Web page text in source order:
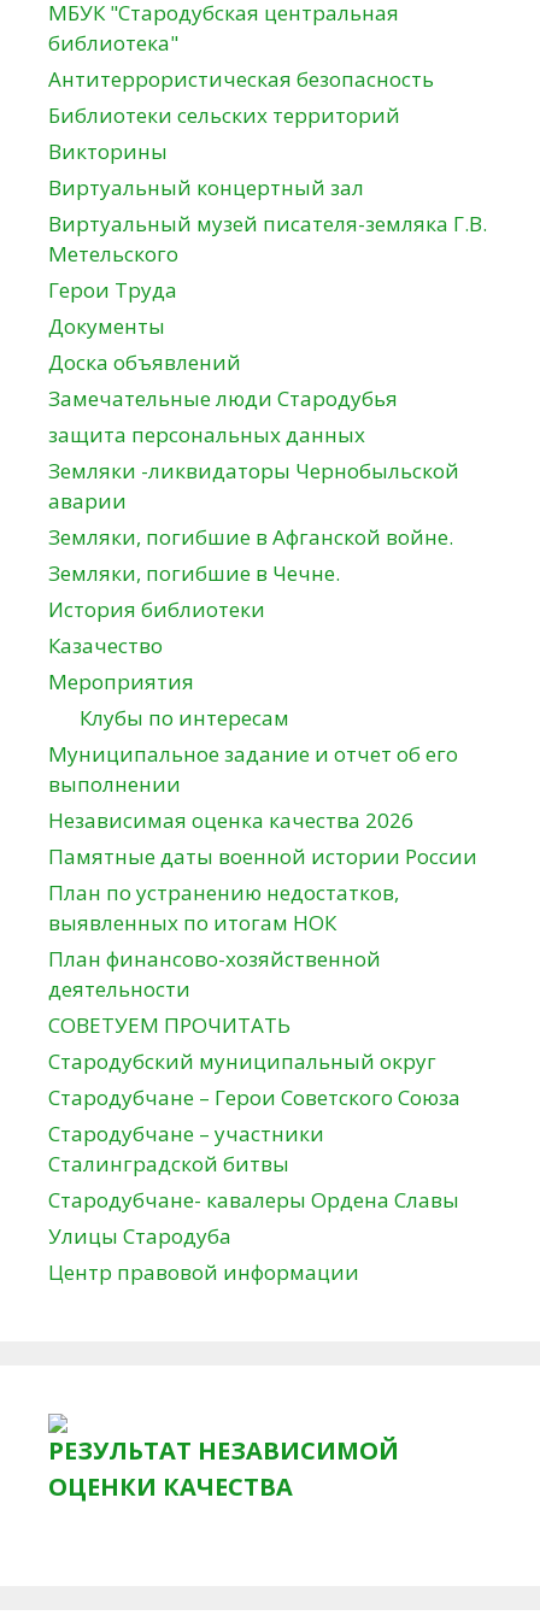
МБУК "Стародубская центральная
библиотека"
Антитеррористическая безопасность
Библиотеки сельских территорий
Викторины
Виртуальный концертный зал
Виртуальный музей писателя-земляка Г.В.
Метельского
Герои Труда
Документы
Доска объявлений
Замечательные люди Стародубья
защита персональных данных
Земляки -ликвидаторы Чернобыльской
аварии
Земляки, погибшие в Афганской войне.
Земляки, погибшие в Чечне.
История библиотеки
Казачество
Мероприятия
Клубы по интересам
Муниципальное задание и отчет об его
выполнении
Независимая оценка качества 2026
Памятные даты военной истории России
План по устранению недостатков,
выявленных по итогам НОК
План финансово-хозяйственной
деятельности
СОВЕТУЕМ ПРОЧИТАТЬ
Стародубский муниципальный округ
Стародубчане – Герои Советского Союза
Стародубчане – участники
Сталинградской битвы
Стародубчане- кавалеры Ордена Славы
Улицы Стародуба
Центр правовой информации
РЕЗУЛЬТАТ НЕЗАВИСИМОЙ
ОЦЕНКИ КАЧЕСТВА